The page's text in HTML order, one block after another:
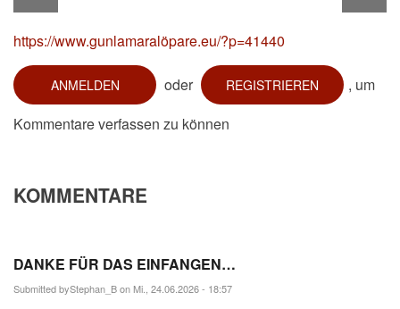
https://www.gunlamaralöpare.eu/?p=41440
ANMELDEN oder REGISTRIEREN
, um
Kommentare verfassen zu können
KOMMENTARE
DANKE FÜR DAS EINFANGEN…
Submitted byStephan_Bon Mi., 24.06.2026 - 18:57